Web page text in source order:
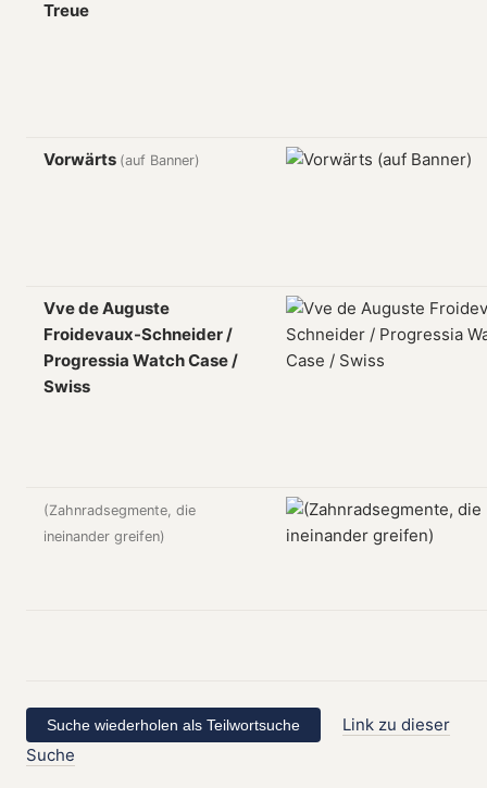
Treue
Vorwärts (auf Banner)
Vve de Auguste
Froidevaux-Schneider /
Progressia Watch Case /
Swiss
(Zahnradsegmente, die
ineinander greifen)
Link zu dieser
Suche